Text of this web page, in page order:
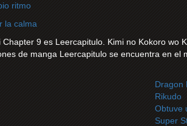
ritmo
la calma
9 es Leercapitulo. Kimi no Kokoro
de manga Leercapitulo se encuentra en el
Dragon
Rikudo
Obtuve
Super